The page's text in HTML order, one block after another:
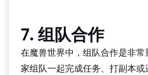
7. 组队合作
在魔兽世界中，组队合作是非
家组队一起完成任务、打副本